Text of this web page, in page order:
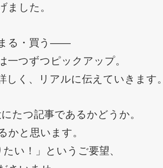
ました。
まる・買う――
つずつピックアップ。
く、リアルに伝えていきます。
たつ記事であるかどうか。
かと思います。
い！」というご要望、